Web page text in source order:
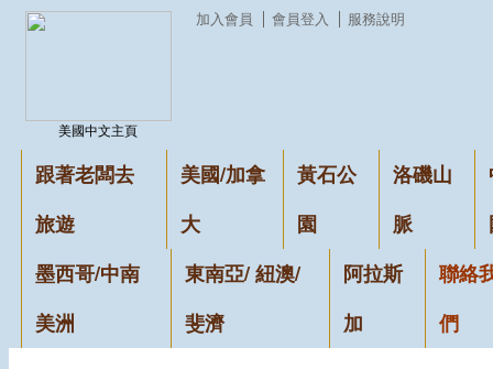
美國中文主頁
加入會員 會員登入 服務說明
跟著老闆去
旅遊
美國/加拿
大
黃石公
園
洛磯山
脈
墨西哥/中南
美洲
東南亞/ 紐澳/
斐濟
阿拉斯
加
聯絡
們